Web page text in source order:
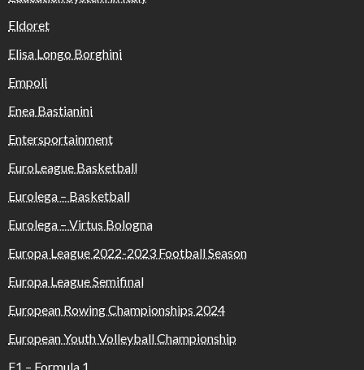
Eldoret
Elisa Longo Borghini
Empoli
Enea Bastianini
Entersportainment
EuroLeague Basketball
Eurolega – Basketball
Eurolega – Virtus Bologna
Europa League 2022-2023 Football Season
Europa League Semifinal
European Rowing Championships 2024
European Youth Volleyball Championship
F1 – Formula 1